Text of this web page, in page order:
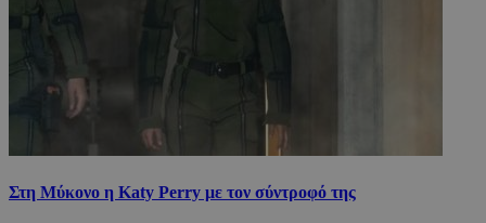
Στη Μύκονο η Katy Perry με τον σύντροφό της